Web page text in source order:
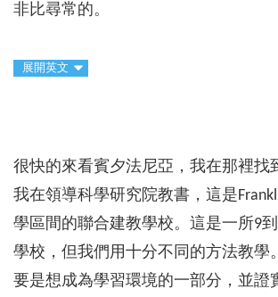
非比尋常的。
展開英文
很快的來看賓夕法尼亞，我在那裡找
我在領導科學研究院教書，這是
學區間的聯合建教學校。這是一所9
學校，但我們用十分不同的方法教學
要是想成為學習環境的一部分，並證